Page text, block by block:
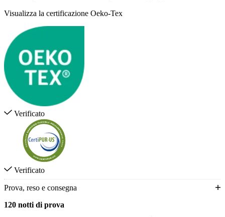
Visualizza la certificazione Oeko-Tex
Verificato
Verificato
Prova, reso e consegna
120 notti di prova